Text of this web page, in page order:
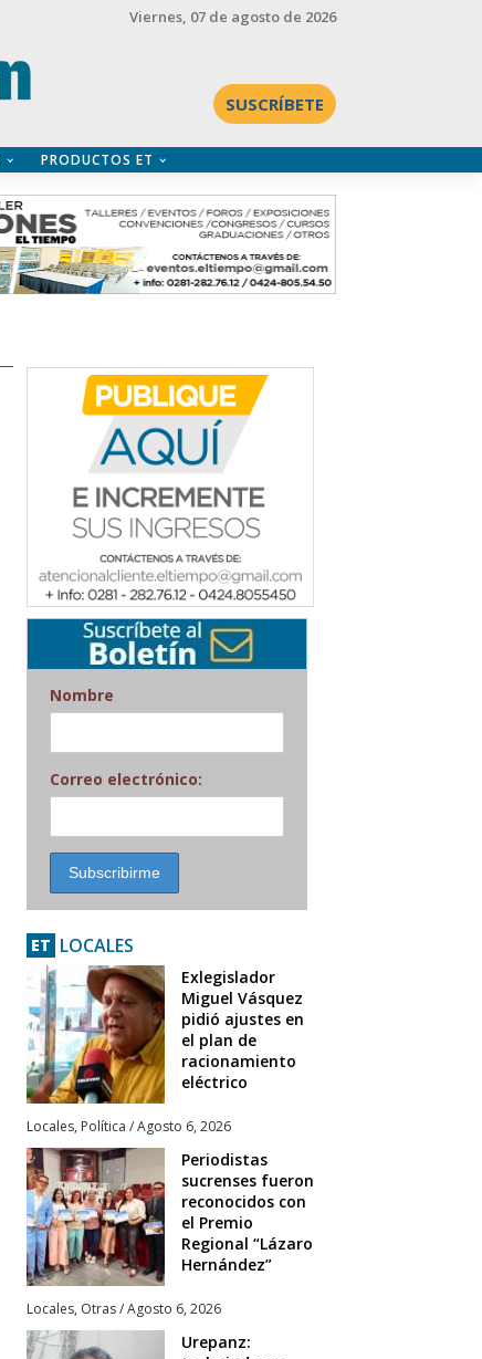
Viernes, 07 de agosto de 2026
SUSCRÍBETE
PRODUCTOS ET
Nombre
Correo electrónico:
ET LOCALES
Exlegislador
Miguel Vásquez
pidió ajustes en
el plan de
racionamiento
eléctrico
Locales, Política /Agosto 6, 2026
Periodistas
sucrenses fueron
reconocidos con
el Premio
Regional “Lázaro
Hernández”
Locales, Otras/Agosto 6, 2026
Urepanz: